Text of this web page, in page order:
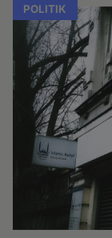
POLITIK